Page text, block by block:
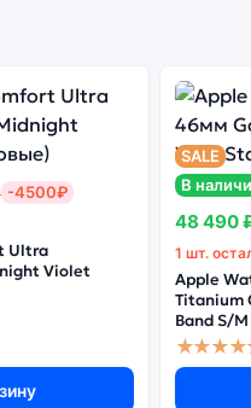
-4500₽
Ultra
Violet
SALE
В
48 490
1 шт.
Apple
Titanium
Band S/M